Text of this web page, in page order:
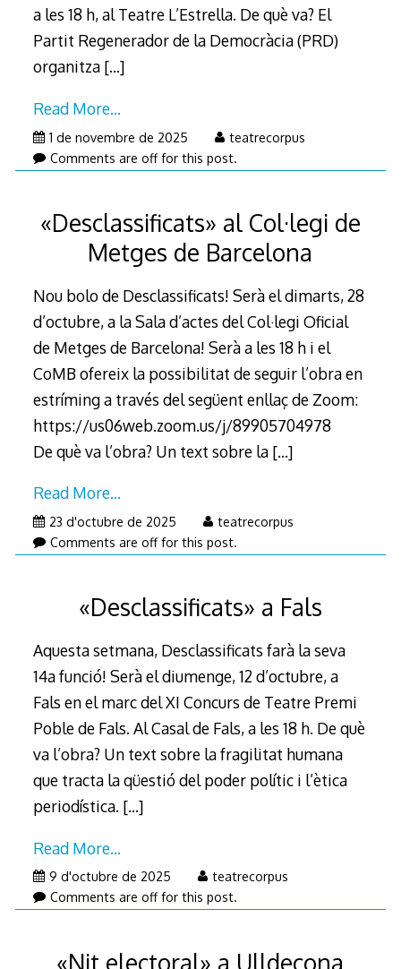
a les 18 h, al Teatre L’Estrella. De què va? El
Partit Regenerador de la Democràcia (PRD)
organitza […]
Read More…
1 de novembre de 2025
teatrecorpus
Comments are off for this post.
«Desclassificats» al Col·legi de
Metges de Barcelona
Nou bolo de Desclassificats! Serà el dimarts, 28
d’octubre, a la Sala d’actes del Col·legi Oficial
de Metges de Barcelona! Serà a les 18 h i el
CoMB ofereix la possibilitat de seguir l’obra en
estríming a través del següent enllaç de Zoom:
https://us06web.zoom.us/j/89905704978
De què va l’obra? Un text sobre la […]
Read More…
23 d'octubre de 2025
teatrecorpus
Comments are off for this post.
«Desclassificats» a Fals
Aquesta setmana, Desclassificats farà la seva
14a funció! Serà el diumenge, 12 d’octubre, a
Fals en el marc del XI Concurs de Teatre Premi
Poble de Fals. Al Casal de Fals, a les 18 h. De què
va l’obra? Un text sobre la fragilitat humana
que tracta la qüestió del poder polític i l’ètica
periodística. […]
Read More…
9 d'octubre de 2025
teatrecorpus
Comments are off for this post.
«Nit electoral» a Ulldecona